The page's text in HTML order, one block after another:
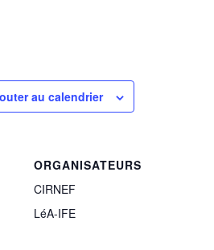
au calendrier
ORGANISATEURS
CIRNEF
LéA-IFE